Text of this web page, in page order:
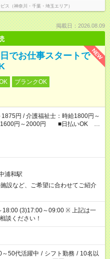
ス（神奈川・千葉・埼玉エリア）
掲載日：2026.08.09
NEW
でお仕事スタートで
ブランクOK
円 / 介護福祉士：時給1800円～
1600円～2000円 ■日払いOK ■
円×8h）
浦和駅
など、ご希望に合わせてご紹介
～09:00 ※ 上記は一
談ください！
～50代活躍中 / シフト勤務 / 10名以